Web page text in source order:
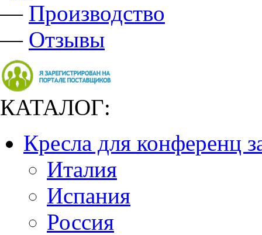
— Производство
— Отзывы
КАТАЛОГ:
Кресла для конференц
Италия
Испания
Россия